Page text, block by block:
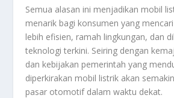
Semua alasan ini menjadikan mobil
menarik bagi konsumen yang
lebih efisien, ramah lingkungan, dan
teknologi terkini. Seiring dengan
dan kebijakan pemerintah yang
diperkirakan mobil listrik akan
pasar otomotif dalam waktu dekat.